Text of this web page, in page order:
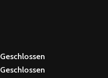
Geschlossen
Geschlossen